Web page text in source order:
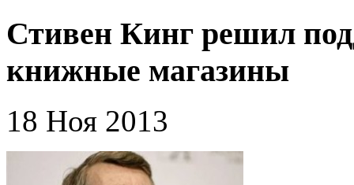
Стивен Кинг решил
книжные магазины
18 Ноя 2013